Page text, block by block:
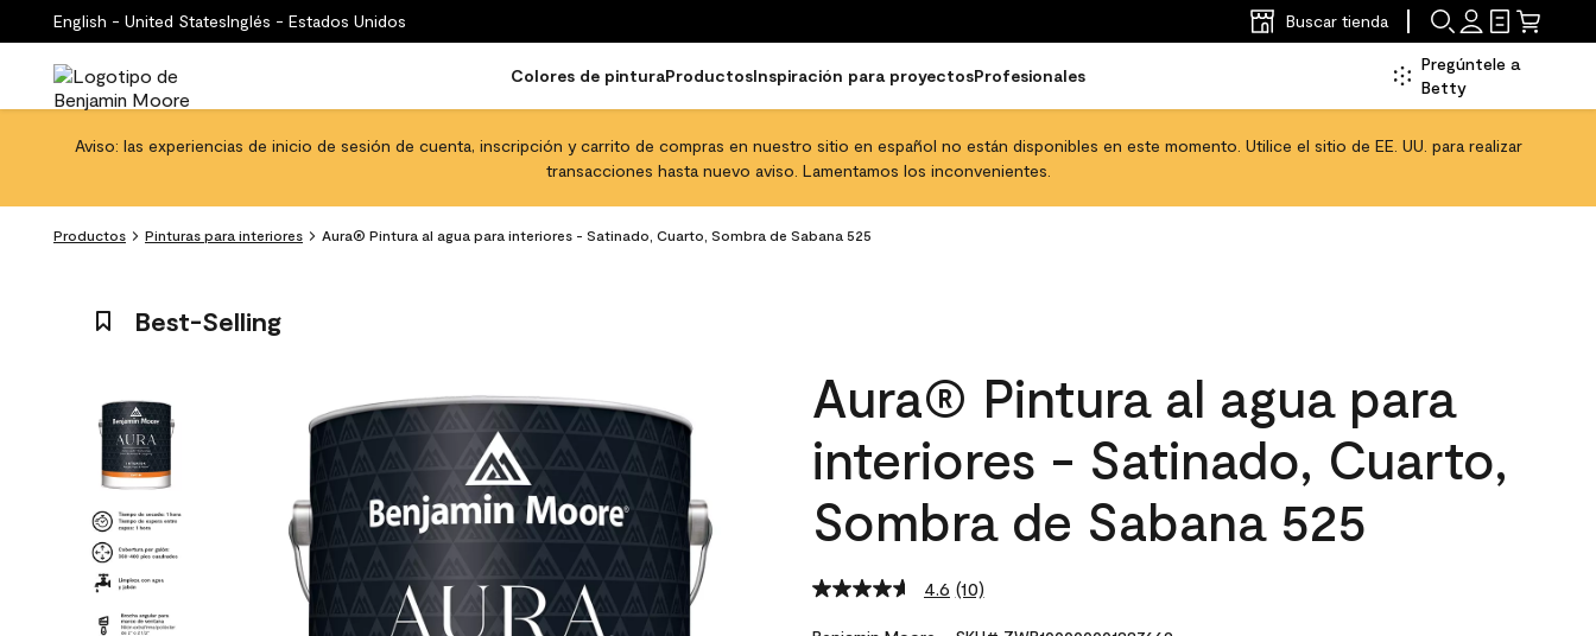
English - United StatesInglés - Estados Unidos Buscar tienda
Colores de pinturaProductosInspiración para proyectosProfesionales
Pregúntele a
Betty
Aviso: las experiencias de inicio de sesión de cuenta, inscripción y carrito de compras en nuestro sitio en español no están disponibles en este momento. Utilice el sitio de EE. UU. para realizar
transacciones hasta nuevo aviso. Lamentamos los inconvenientes.
Productos Pinturas para interiores Aura® Pintura al agua para interiores - Satinado, Cuarto, Sombra de Sabana 525
Best-Selling
Aura® Pintura al agua para
interiores - Satinado, Cuarto,
Sombra de Sabana 525
4.6 Read
(10)